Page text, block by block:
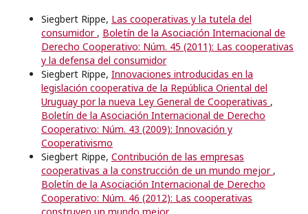
Siegbert Rippe, Las cooperativas y la tutela del
consumidor , Boletín de la Asociación Internacional de
Derecho Cooperativo: Núm. 45 (2011): Las cooperativas
y la defensa del consumidor
Siegbert Rippe, Innovaciones introducidas en la
legislación cooperativa de la República Oriental del
Uruguay por la nueva Ley General de Cooperativas ,
Boletín de la Asociación Internacional de Derecho
Cooperativo: Núm. 43 (2009): Innovación y
Cooperativismo
Siegbert Rippe, Contribución de las empresas
cooperativas a la construcción de un mundo mejor ,
Boletín de la Asociación Internacional de Derecho
Cooperativo: Núm. 46 (2012): Las cooperativas